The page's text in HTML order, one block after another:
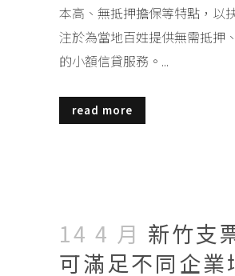
本高、無抵押擔保等特點，以
注於為當地百姓提供無需抵押
的小額信貸服務。...
read more
14 4 月 新竹支
可滿足不同企業